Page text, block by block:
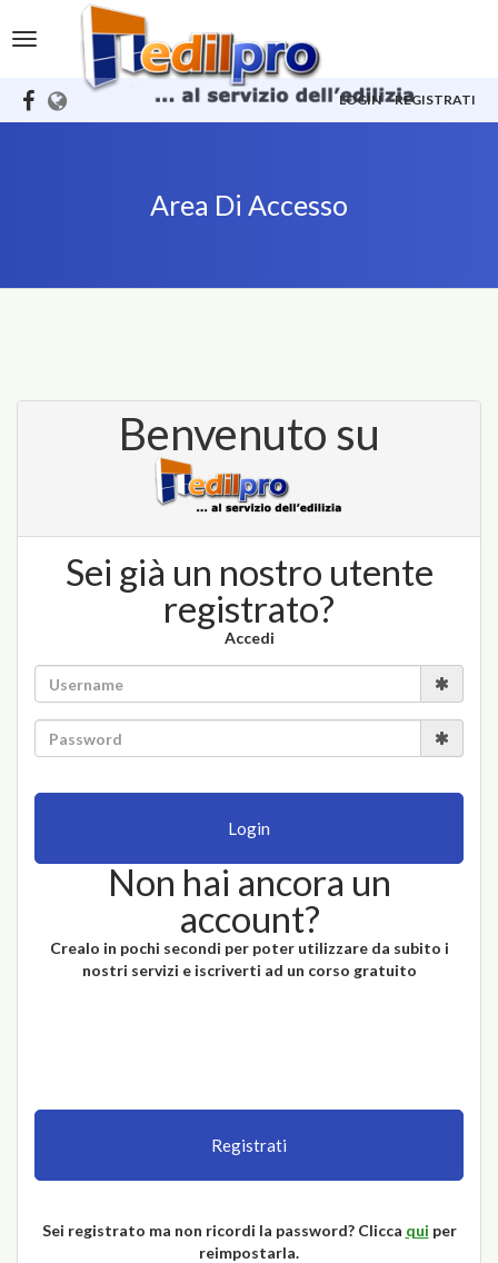
Toggle
navigation
LOGIN REGISTRATI
Area Di Accesso
Benvenuto su
Sei già un nostro utente
registrato?
Accedi
Login
Non hai ancora un
account?
Crealo in pochi secondi per poter utilizzare da subito i
nostri servizi e iscriverti ad un corso gratuito
Registrati
Sei registrato ma non ricordi la password? Clicca qui per
reimpostarla.